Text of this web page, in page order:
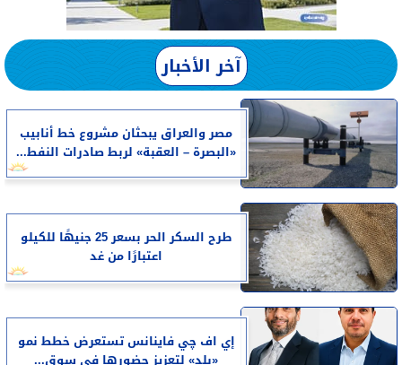
آخر الأخبار
مصر والعراق يبحثان مشروع خط أنابيب
«البصرة – العقبة» لربط صادرات النفط...
طرح السكر الحر بسعر 25 جنيهًا للكيلو
اعتبارًا من غد
إي اف چي فاينانس تستعرض خطط نمو
«بلد» لتعزيز حضورها في سوق...